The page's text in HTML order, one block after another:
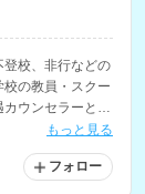
登校、非行などの
の教員・スクー
ウンセラーとし
もっと見る
フォロー